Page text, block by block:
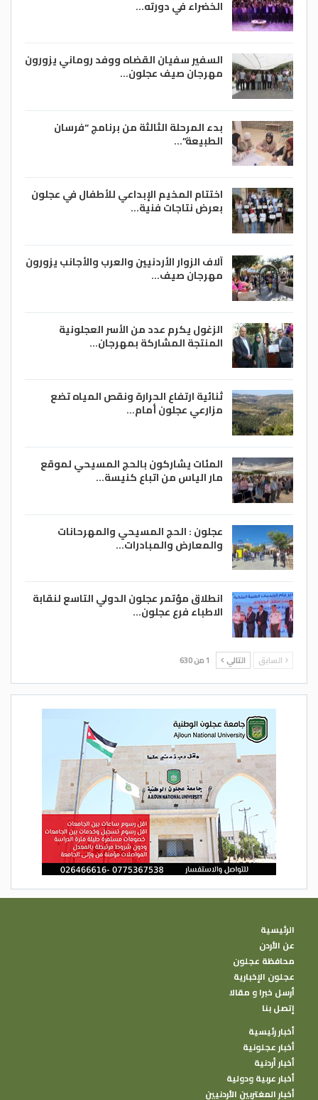
الخضراء في دورته…
السفير سفيان القضاه ووفد روماني يزورون
مهرجان صيف عجلون…
بدء المرحلة الثالثة من برنامج “فرسان
الطبيعة”…
اختتام المخيم الإبداعي للأطفال في عجلون
بعرض نتاجات فنية…
آلاف الزوار الأردنيين والعرب والأجانب يزورون
مهرجان صيف…
الزغول يكرم عدد من الأسر العجلونية
المنتجة المشاركة بمهرجان…
ثنائية ارتفاع الحرارة ونقص المياه تضع
مزارعي عجلون أمام…
المئات يشاركون بالحج المسيحي لموقع
مار الياس من اتباع كنيسة…
عجلون : الحج المسيحي والمهرحانات
والمعارض والمبادرات…
انطلاق مؤتمر عجلون الدولي التاسع لنقابة
الاطباء فرع عجلون…
السابق التالي 1 من 630
الرئيسية
عن الأردن
محافظة عجلون
عجلون الإخبارية
أرسل خبرا و مقالا
إتصل بنا
أخبار رئيسية
أخبار عجلونية
أخبار أردنية
أخبار عربية ودولية
أخبار المغتربين الأردنيين